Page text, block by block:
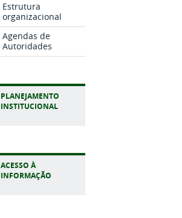
Estrutura
organizacional
Agendas de
Autoridades
PLANEJAMENTO
INSTITUCIONAL
ACESSO À
INFORMAÇÃO